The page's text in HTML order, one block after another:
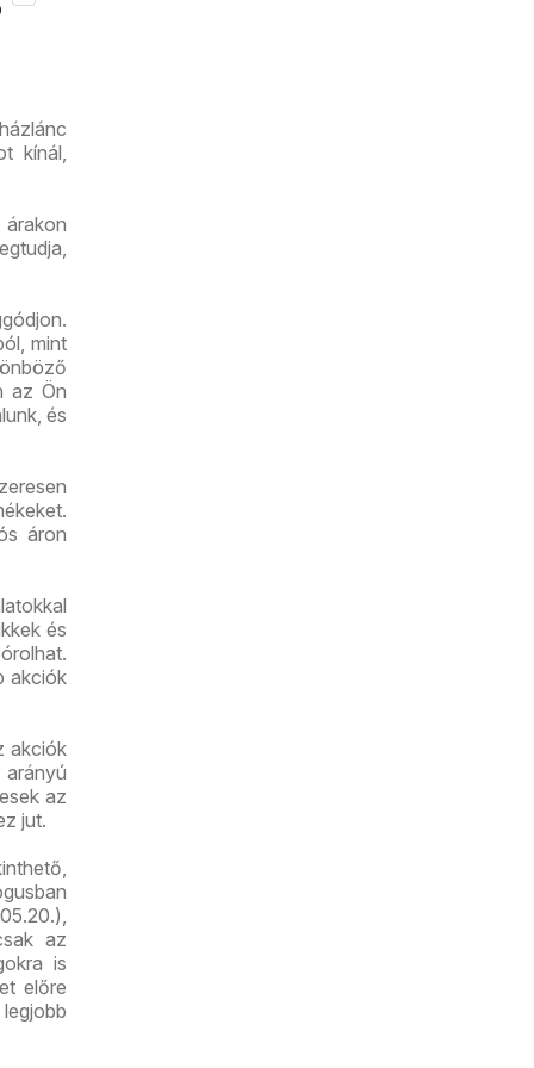
kínál,
árakon
mint
az Ön
és
áron
és
akciók
akciók
az
jut.
az
is
előre